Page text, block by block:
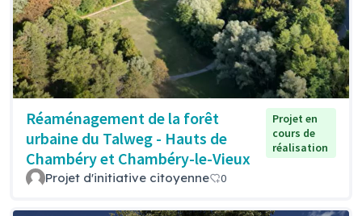
Réaménagement de la forêt
urbaine du Talweg - Hauts de
Chambéry et Chambéry-le-Vieux
Projet en
cours de
réalisation
Projet d'initiative citoyenne 0